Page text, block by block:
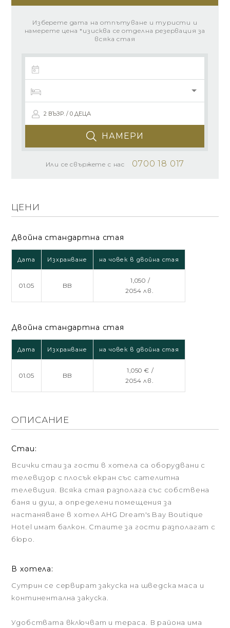
Изберете дата на отпътуване и туристи и
намерете цена *изисква се отделна резервация за
всяка стая
2 ВЪЗР. / 0 ДЕЦА
НАМЕРИ
Или се свържете с нас 0700 18 017
ЦЕНИ
Двойна стандартна стая
Дата Изхранване на човек в двойна стая
01.05 BB
1,050 /
2054 лв.
Двойна стандартна стая
Дата Изхранване на човек в двойна стая
01.05 BB
1,050 € /
2054 лв.
ОПИСАНИЕ
Стаи:
Всички стаи за гости в хотела са оборудвани с
телевизор с плосък екран със сателитна
телевизия. Всяка стая разполага със собствена
баня и душ, а определени помещения за
настаняване в хотел AHG Dream's Bay Boutique
Hotel имат балкон. Стаите за гости разполагат с
бюро.
В хотела:
Сутрин се сервират закуска на шведска маса и
континентална закуска.
Удобствата включват и тераса. В района има